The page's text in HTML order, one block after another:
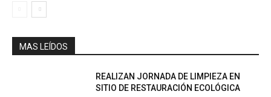
MAS LEÍDOS
REALIZAN JORNADA DE LIMPIEZA EN
SITIO DE RESTAURACIÓN ECOLÓGICA